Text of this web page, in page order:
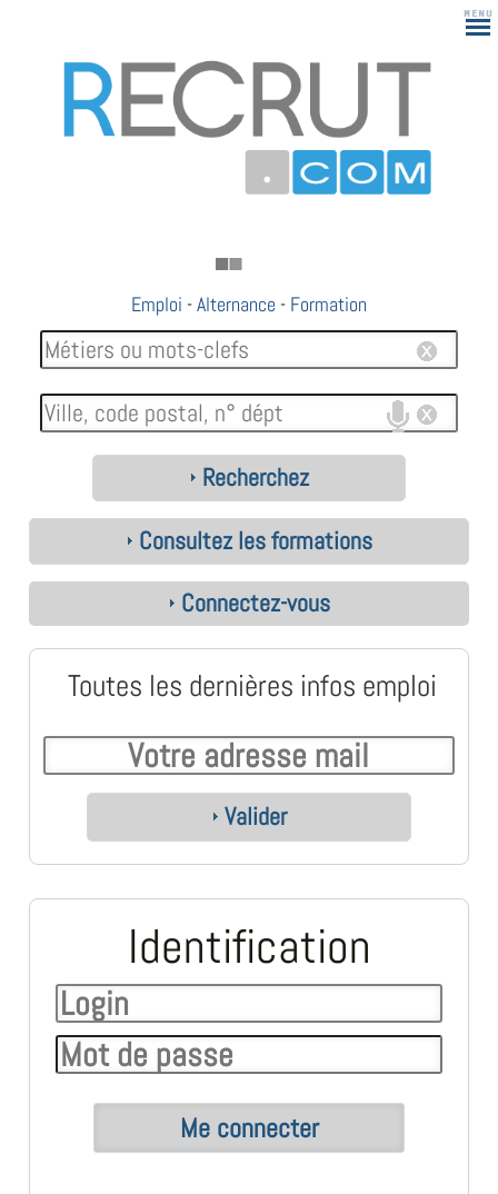
Emploi -Alternance - Formation
Recherchez
Consultez les formations
Connectez-vous
Toutes les dernières infos emploi
Valider
Identification